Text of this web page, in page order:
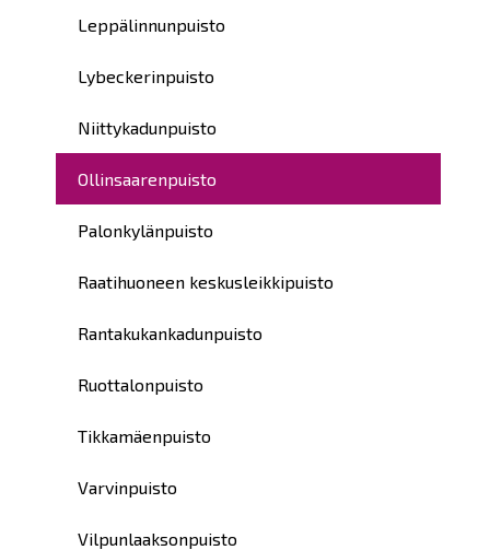
Leppälinnunpuisto
Lybeckerinpuisto
Niittykadunpuisto
Ollinsaarenpuisto
Palonkylänpuisto
Raatihuoneen keskusleikkipuisto
Rantakukankadunpuisto
Ruottalonpuisto
Tikkamäenpuisto
Varvinpuisto
Vilpunlaaksonpuisto